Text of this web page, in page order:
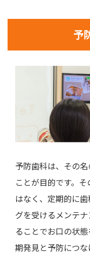
予
予防歯科は、その
ことが目的です。
はなく、定期的に
グを受けるメンテ
ることでお口の状
期発見と予防につ